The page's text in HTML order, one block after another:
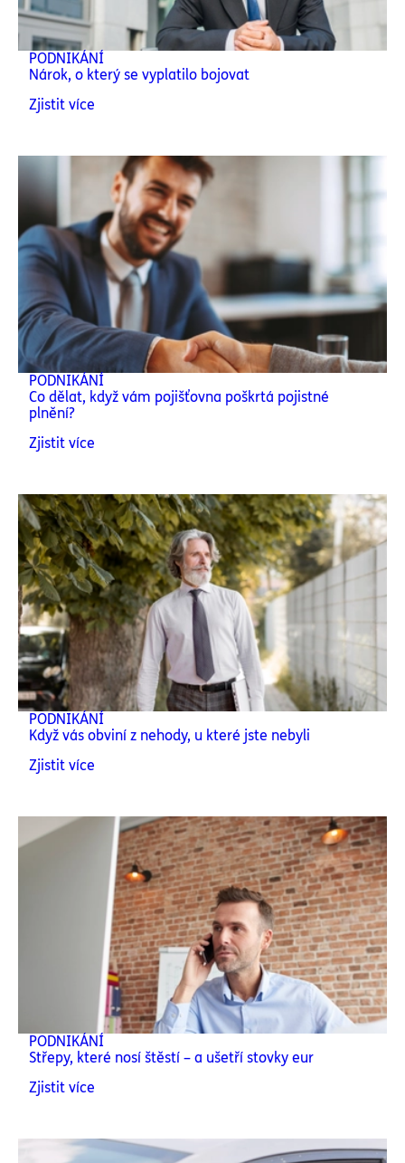
PODNIKÁNÍ
Nárok, o který se vyplatilo bojovat
Zjistit více
PODNIKÁNÍ
Co dělat, když vám pojišťovna poškrtá pojistné
plnění?
Zjistit více
PODNIKÁNÍ
Když vás obviní z nehody, u které jste nebyli
Zjistit více
PODNIKÁNÍ
Střepy, které nosí štěstí – a ušetří stovky eur
Zjistit více